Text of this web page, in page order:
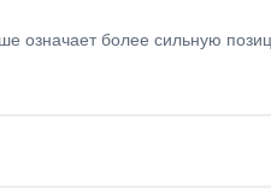
означает более сильную